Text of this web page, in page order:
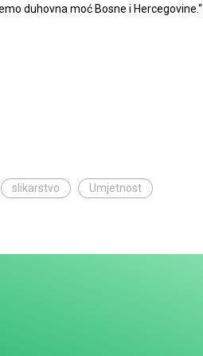
duhovna moć Bosne i Hercegovine.“
slikarstvo Umjetnost